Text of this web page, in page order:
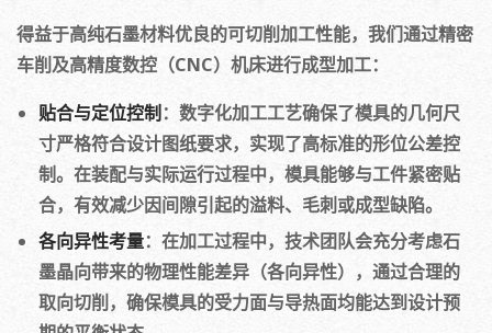
得益于高纯石墨材料优良的可切削加工性能，我们通过精密
车削及高精度数控（CNC）机床进行成型加工：
贴合与定位控制 ：数字化加工工艺确保了模具的几何尺
寸严格符合设计图纸要求，实现了高标准的形位公差控
制。在装配与实际运行过程中，模具能够与工件紧密贴
合，有效减少因间隙引起的溢料、毛刺或成型缺陷。
各向异性考量：在加工过程中，技术团队会充分考虑石
墨晶向带来的物理性能差异（各向异性），通过合理的
取向切削，确保模具的受力面与导热面均能达到设计预